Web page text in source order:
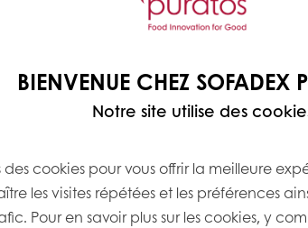
fourrage, prêtes à
décoration et
Afficher plus
BIENVENUE CHEZ SOFADEX
Notre site utilise des
des cookies pour vous offrir la meilleure
les visites répétées et les préférences
Pour en savoir plus sur les cookies, y